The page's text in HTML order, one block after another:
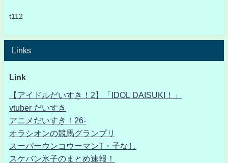
t112
Links
Link
【アイドルだいすき！2】「IDOL DAISUKI！」
vtuber だいすき
アニメだいすき！26-
オラシオンの競馬グランプリ
スーパーウンコウーマンT・子なし
スケバン氷子のまとめ速報！